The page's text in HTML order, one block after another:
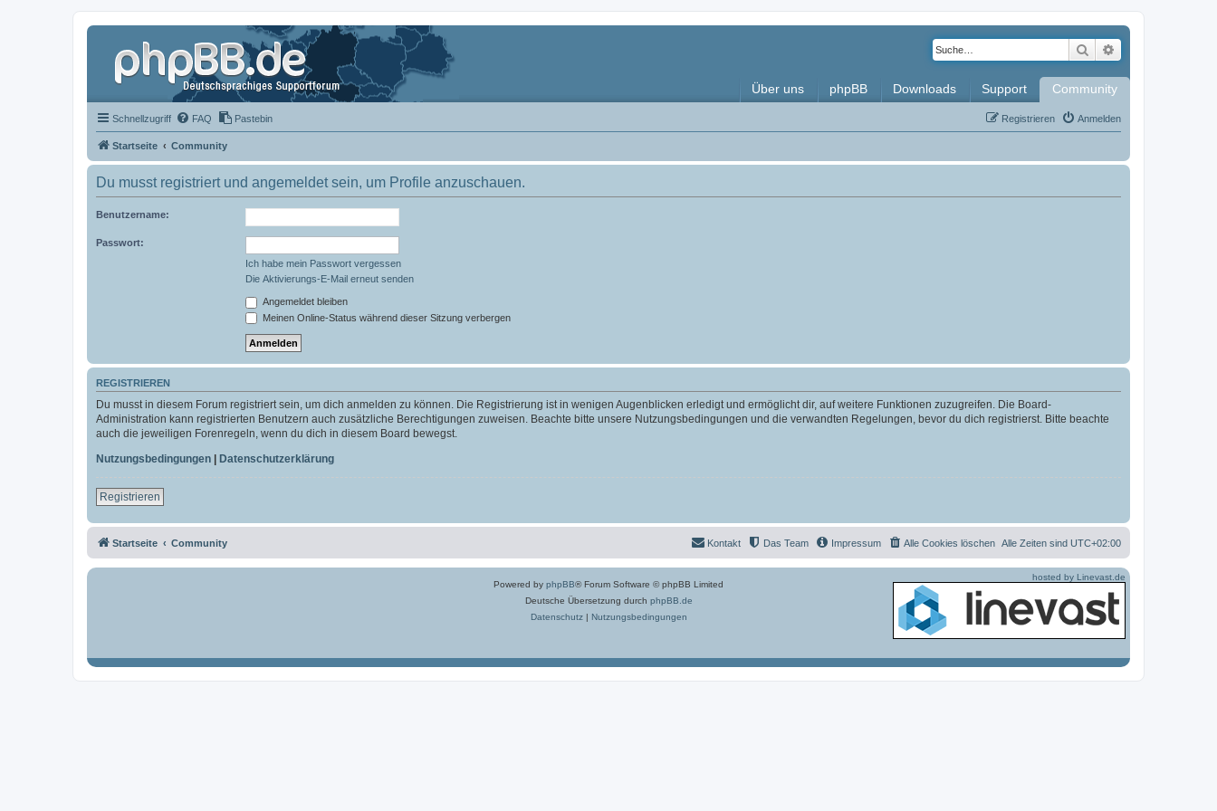
Suche
Über uns phpBB Downloads Support Community
Schnellzugriff FAQ Pastebin Anmelden
Registrieren
Startseite Community
Du musst registriert und angemeldet sein, um Profile anzuschauen.
Benutzername:
Passwort:
Ich habe mein Passwort vergessen
Die Aktivierungs-E-Mail erneut senden
Angemeldet bleiben
Meinen Online-Status während dieser Sitzung verbergen
REGISTRIEREN
Du musst in diesem Forum registriert sein, um dich anmelden zu können. Die Registrierung ist in wenigen Augenblicken erledigt und ermöglicht dir, auf weitere Funktionen zuzugreifen. Die Board-
Administration kann registrierten Benutzern auch zusätzliche Berechtigungen zuweisen. Beachte bitte unsere Nutzungsbedingungen und die verwandten Regelungen, bevor du dich registrierst. Bitte beachte
auch die jeweiligen Forenregeln, wenn du dich in diesem Board bewegst.
Nutzungsbedingungen | Datenschutzerklärung
Registrieren
Startseite Community Alle Zeiten sind UTC+02:00
Alle Cookies löschen
Impressum
Das Team
Kontakt
Powered by phpBB® Forum Software © phpBB Limited
Deutsche Übersetzung durch phpBB.de
Datenschutz| Nutzungsbedingungen
hosted by Linevast.de